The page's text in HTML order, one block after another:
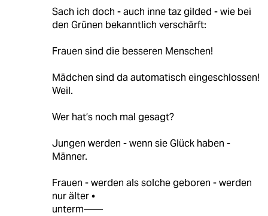
Sach ich doch - auch inne taz gilded - wie bei
den Grünen bekanntlich verschärft:
Frauen sind die besseren Menschen!
Mädchen sind da automatisch eingeschlossen!
Weil.
Wer hat’s noch mal gesagt?
Jungen werden - wenn sie Glück haben -
Männer.
Frauen - werden als solche geboren - werden
nur älter •
unterm——